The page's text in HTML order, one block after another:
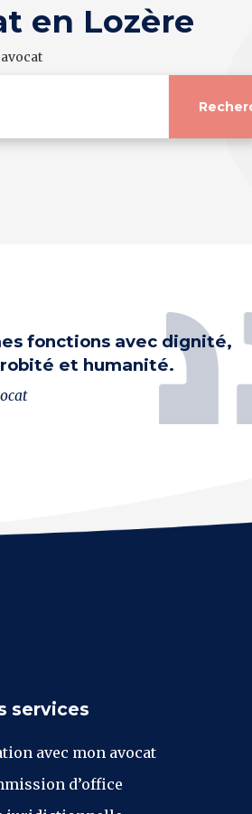
en Lozère
fonctions avec dignité,
et humanité.
services
avec mon avocat
d’office